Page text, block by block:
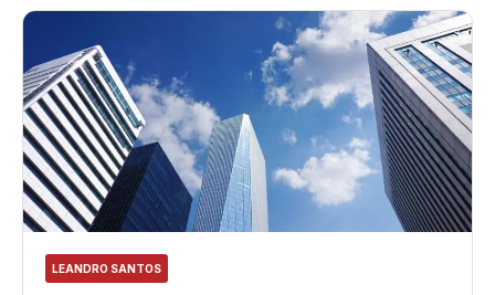
LEANDRO SANTOS